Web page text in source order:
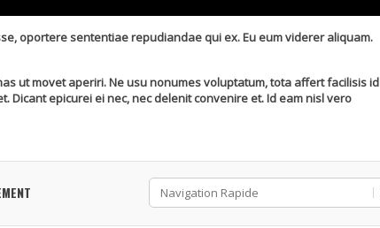
oportere sententiae repudiandae qui ex. Eu eum viderer aliquam.
ut movet aperiri. Ne usu nonumes voluptatum, tota affert facilisis id
epicurei ei nec, nec delenit convenire et. Id eam nisl vero